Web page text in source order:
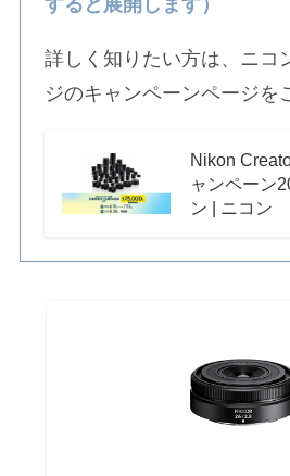
すると展開します）
詳しく知りたい方は、ニコ
ジのキャンペーンページを
Nikon
ャンペーン
ン | ニコン